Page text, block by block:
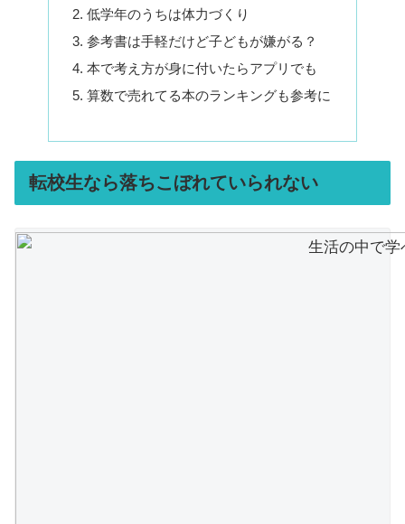
低学年のうちは体力づくり
参考書は手軽だけど子どもが嫌がる？
本で考え方が身に付いたらアプリでも
算数で売れてる本のランキングも参考に
転校生なら落ちこぼれていられない